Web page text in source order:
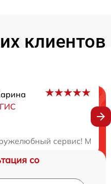
клиентов
сервис!
со